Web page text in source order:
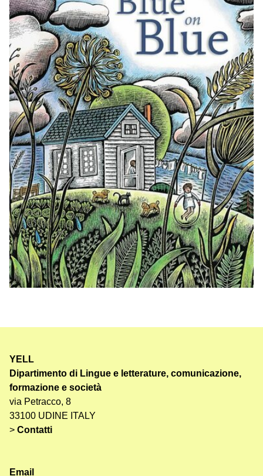
YELL
Dipartimento di Lingue e letterature, comunicazione,
formazione e società
via Petracco, 8
33100 UDINE ITALY
> Contatti
Email